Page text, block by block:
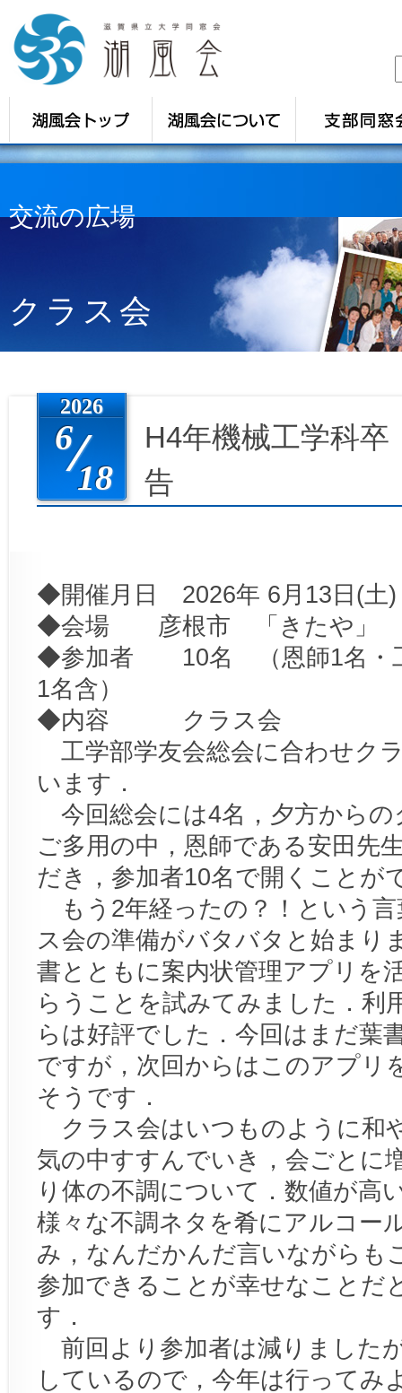
交流の広場
クラス会
2026
6
18
H4年機械工学科
告
◆開催月日 2026年 6月13日(土)
◆会場 彦根市 「きたや」
◆参加者 10名 （恩師1名・工
1名含）
◆内容 クラス会
工学部学友会総会に合わせク
います．
今回総会には4名，夕方からの
ご多用の中，恩師である安田先
だき，参加者10名で開くことが
もう2年経ったの？！という
ス会の準備がバタバタと始まり
書とともに案内状管理アプリを
らうことを試みてみました．利
らは好評でした．今回はまだ葉
ですが，次回からはこのアプリ
そうです．
クラス会はいつものように和
気の中すすんでいき，会ごとに
り体の不調について．数値が高
様々な不調ネタを肴にアルコー
み，なんだかんだ言いながらも
参加できることが幸せなことだ
す．
前回より参加者は減りました
しているので，今年は行ってみ